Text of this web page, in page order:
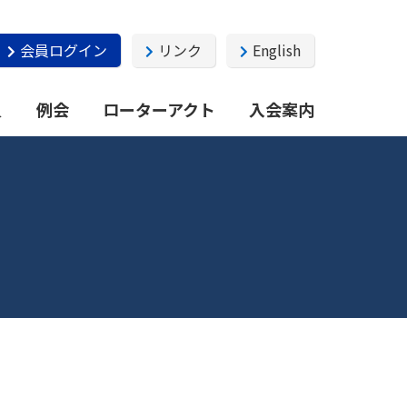
会員ログイン リンク English
例会 ローターアクト 入会案内